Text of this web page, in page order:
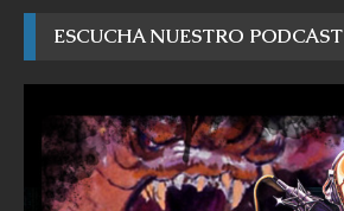
ESCUCHA NUESTRO PODCAST